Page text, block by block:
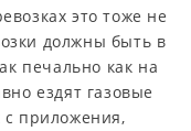
это тоже не
должны быть в
печально как на
ездят газовые
приложения,